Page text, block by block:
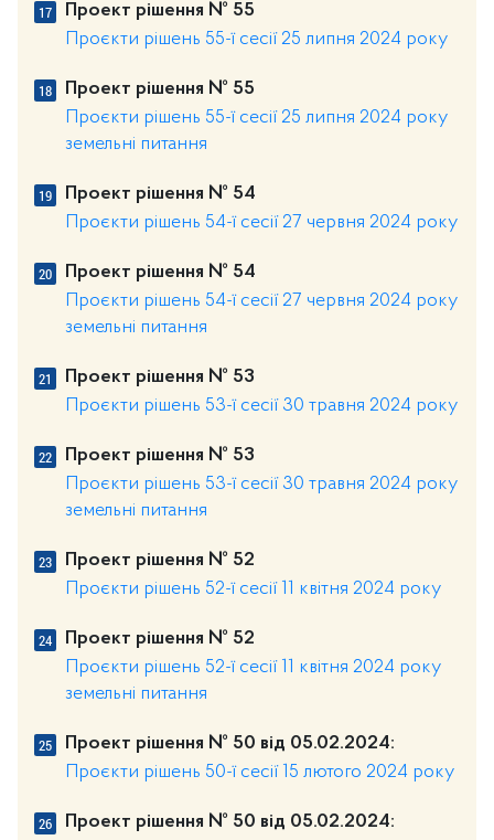
Проект рішення № 55
Проєкти рішень 55-ї сесії 25 липня 2024 року
Проект рішення № 55
Проєкти рішень 55-ї сесії 25 липня 2024 року
земельні питання
Проект рішення № 54
Проєкти рішень 54-ї сесії 27 червня 2024 року
Проект рішення № 54
Проєкти рішень 54-ї сесії 27 червня 2024 року
земельні питання
Проект рішення № 53
Проєкти рішень 53-ї сесії 30 травня 2024 року
Проект рішення № 53
Проєкти рішень 53-ї сесії 30 травня 2024 року
земельні питання
Проект рішення № 52
Проєкти рішень 52-ї сесії 11 квітня 2024 року
Проект рішення № 52
Проєкти рішень 52-ї сесії 11 квітня 2024 року
земельні питання
Проект рішення № 50 від 05.02.2024:
Проєкти рішень 50-ї сесії 15 лютого 2024 року
Проект рішення № 50 від 05.02.2024: